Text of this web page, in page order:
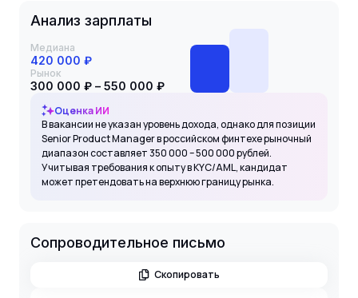
Анализ зарплаты
Медиана
420 000 ₽
Рынок
300 000 ₽ – 550 000 ₽
Оценка ИИ
В вакансии не указан уровень дохода, однако для позиции
Senior Product Manager в российском финтехе рыночный
диапазон составляет 350 000 – 500 000 рублей.
Учитывая требования к опыту в KYC/AML, кандидат
может претендовать на верхнюю границу рынка.
Сопроводительное письмо
Скопировать